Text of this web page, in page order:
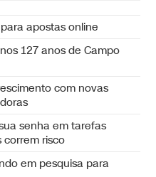
apostas online
127 anos de Campo
com novas
senha em tarefas
correm risco
em pesquisa para